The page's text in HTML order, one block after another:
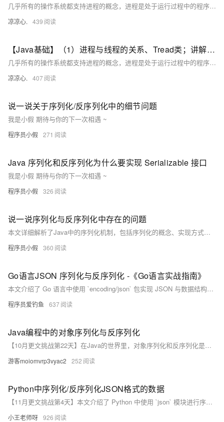
几乎所有的操作系统都支持进程的概念，进程是处于运行过程中的程序，并且具有一定的独立功能，进程是系统进行资源分配和调度的一个独立单位一般而言，进程包含如下三个特征。独立性动态性并发性。
凉凉心. 439
【Java基础】（1）进程与线程的关系、Tread类；讲解基本线程安全、网络编程内容；JSON序列化与反序列化
几乎所有的操作系统都支持进程的概念，进程是处于运行过程中的程序，并且具有一定的独立功能，进程是系统进行资源分配和调度的一个独立单位一般而言，进程包含如下三个特征。独立性动态性并发性。
凉凉心. 407
说一说关于序列化/反序列化中的细节问题
我是小假 期待与你的下一次相遇 ~
程序员小假 271
Java 序列化和反序列化为什么要实现 Serializable 接口
我是小假 期待与你的下一次相遇 ~
程序员小假 326
说一说序列化与反序列化中存在的问题
本文详细解析了Java中的序列化机制，包括序列化的概念、实现方式及应用场景。通过Student类的实例演示了对象的序列化与反序列化过程，并分析了`Serializable`接口的作用以及`serialVersionUID`的重要意义。此外，文章还探讨了如何通过自定义`readObject()`方法增强序列化的安全性，以及解决可序列化单例模式中可能产生的多实例问题。最后提供了代码示例和运行结果，帮助读者深入理解序列化的原理与实践技巧。
程序员小假 360
Go语言JSON 序列化与反序列化 -《Go语言实战指南》
本文介绍了 Go 语言中使用 `encoding/json` 包实现 JSON 与数据结构之间的转换。内容涵盖序列化（`Marshal`）和反序列化（`Unmarshal`），包括基本示例、结构体字段标签的使用、控制字段行为的标签（如 `omitempty` 和 `-`）、处理 `map` 和切片、嵌套结构体序列化、反序列化未知结构（使用 `map[string]interface{}`）以及 JSON 数组的解析。最后通过表格总结了序列化与反序列化的方法及类型要求，帮助开发者快速掌握 JSON 数据处理技巧。
程序员爱钓鱼 637
Java编程中的对象序列化与反序列化
【10月更文挑战第22天】在Java的世界里，对象序列化和反序列化是数据持久化和网络传输的关键技术。本文将带你了解如何在Java中实现对象的序列化与反序列化，并探讨其背后的原理。通过实际代码示例，我们将一步步展示如何将复杂数据结构转换为字节流，以及如何将这些字节流还原为Java对象。文章还将讨论在使用序列化时应注意的安全性问题，以确保你的应用程序既高效又安全。
游客moiomvrp3vyac2 252
Python中序列化/反序列化JSON格式的数据
【11月更文挑战第4天】本文介绍了 Python 中使用 `json` 模块进行序列化和反序列化的操作。序列化是指将 Python 对象（如字典、列表）转换为 JSON 字符串，主要使用 `json.dumps` 方法。示例包括基本的字典和列表序列化，以及自定义类的序列化。反序列化则是将 JSON 字符串转换回 Python 对象，使用 `json.loads` 方法。文中还提供了具体的代码示例，展示了如何处理不同类型的 Python 对象。
小王老师呀 926